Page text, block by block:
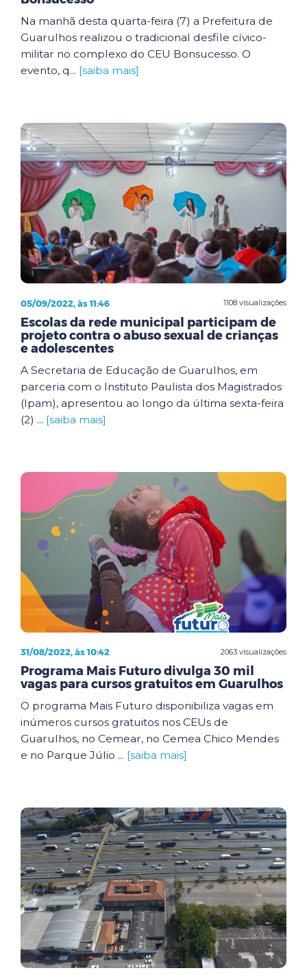
Na manhã desta quarta-feira (7) a Prefeitura de
Guarulhos realizou o tradicional desfile cívico-
militar no complexo do CEU Bonsucesso. O
evento, q... [saiba mais]
1108 visualizações
05/09/2022, às 11:46
Escolas da rede municipal participam de
projeto contra o abuso sexual de crianças
e adolescentes
A Secretaria de Educação de Guarulhos, em
parceria com o Instituto Paulista dos Magistrados
(Ipam), apresentou ao longo da última sexta-feira
(2) ... [saiba mais]
2063 visualizações
31/08/2022, às 10:42
Programa Mais Futuro divulga 30 mil
vagas para cursos gratuitos em Guarulhos
O programa Mais Futuro disponibiliza vagas em
inúmeros cursos gratuitos nos CEUs de
Guarulhos, no Cemear, no Cemea Chico Mendes
e no Parque Júlio ... [saiba mais]